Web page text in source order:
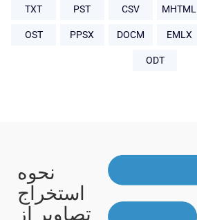
TXT PST CSV MHTML
OST PPSX DOCM EMLX
ODT
نحوه
استخراج
تصاویر از